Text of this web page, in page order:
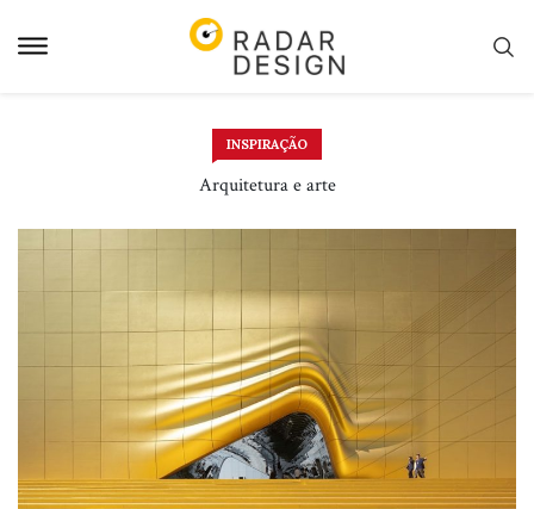
para
INSPIRAÇÃO
Arquitetura e arte